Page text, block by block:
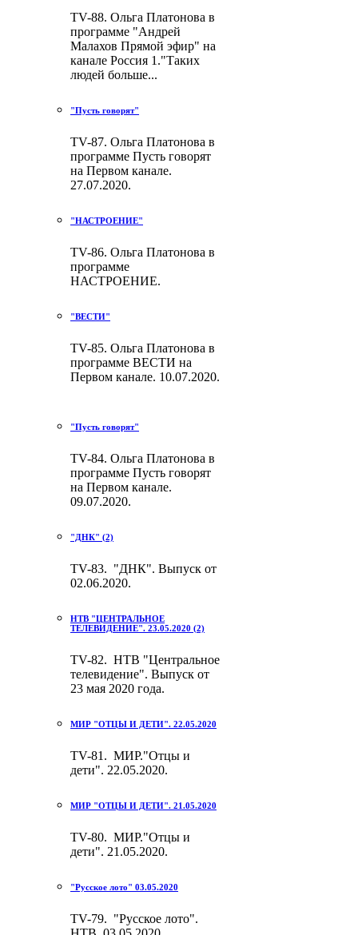
TV-88. Ольга Платонова в
программе "Андрей
Малахов Прямой эфир" на
канале Россия 1."Таких
людей больше...
"Пусть говорят"
TV-87. Ольга Платонова в
программе Пусть говорят
на Первом канале.
27.07.2020.
"НАСТРОЕНИЕ"
TV-86. Ольга Платонова в
программе
НАСТРОЕНИЕ.
"ВЕСТИ"
TV-85. Ольга Платонова в
программе ВЕСТИ на
Первом канале. 10.07.2020.
"Пусть говорят"
TV-84. Ольга Платонова в
программе Пусть говорят
на Первом канале.
09.07.2020.
"ДНК" (2)
TV-83. "ДНК". Выпуск от
02.06.2020.
НТВ "ЦЕНТРАЛЬНОЕ
ТЕЛЕВИДЕНИЕ". 23.05.2020 (2)
TV-82. НТВ "Центральное
телевидение". Выпуск от
23 мая 2020 года.
МИР "ОТЦЫ И ДЕТИ". 22.05.2020
TV-81. МИР."Отцы и
дети". 22.05.2020.
МИР "ОТЦЫ И ДЕТИ". 21.05.2020
TV-80. МИР."Отцы и
дети". 21.05.2020.
"Русское лото" 03.05.2020
TV-79. "Русское лото".